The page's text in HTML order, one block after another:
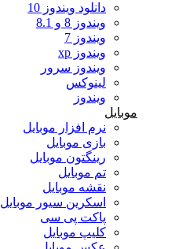
دانلود ویندوز 10
ویندوز 8 و 8.1
ویندوز 7
ویندوز xp
ویندوز سرور
لینوکس
ویندوز
موبایل
نرم افزار موبایل
بازی موبایل
رینگتون موبایل
تم موبایل
نقشه موبایل
اسکرین سیور موبایل
پاکت پی سی
کلیپ موبایل